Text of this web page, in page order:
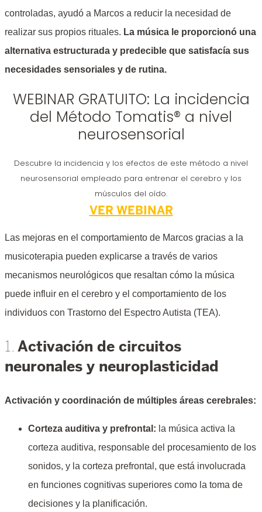
controladas, ayudó a Marcos a reducir la necesidad de
realizar sus propios rituales. La música le proporcionó una
alternativa estructurada y predecible que satisfacía sus
necesidades sensoriales y de rutina.
WEBINAR GRATUITO: La incidencia
del Método Tomatis® a nivel
neurosensorial
Descubre la incidencia y los efectos de este método a nivel
neurosensorial empleado para entrenar el cerebro y los
músculos del oído.
VER WEBINAR
Las mejoras en el comportamiento de Marcos gracias a la
musicoterapia pueden explicarse a través de varios
mecanismos neurológicos que resaltan cómo la música
puede influir en el cerebro y el comportamiento de los
individuos con Trastorno del Espectro Autista (TEA).
1. Activación de circuitos
neuronales y neuroplasticidad
Activación y coordinación de múltiples áreas cerebrales:
Corteza auditiva y prefrontal: la música activa la
corteza auditiva, responsable del procesamiento de los
sonidos, y la corteza prefrontal, que está involucrada
en funciones cognitivas superiores como la toma de
decisiones y la planificación.